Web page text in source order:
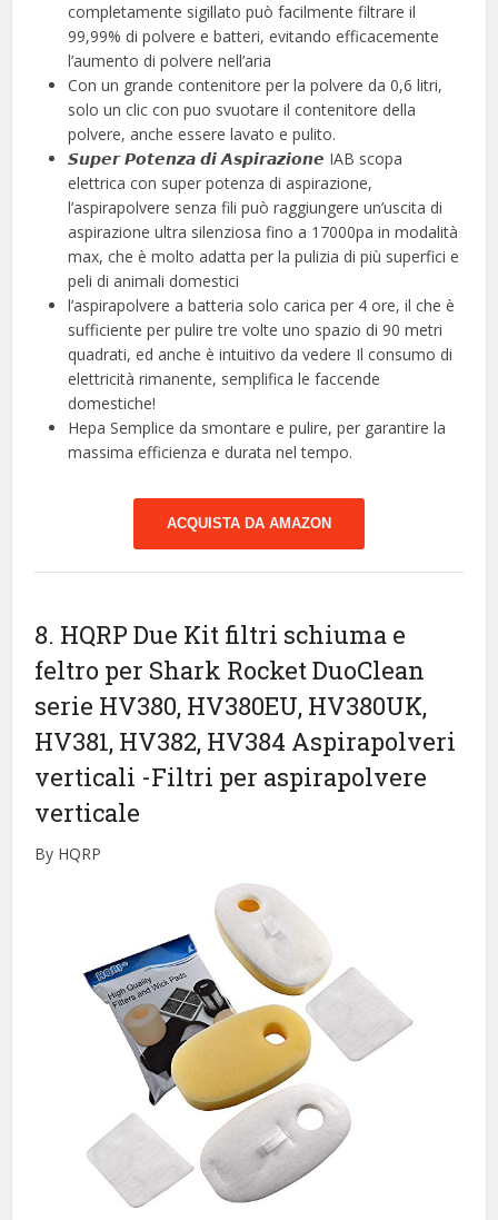
completamente sigillato può facilmente filtrare il
99,99% di polvere e batteri, evitando efficacemente
l’aumento di polvere nell’aria
Con un grande contenitore per la polvere da 0,6 litri,
solo un clic con puo svuotare il contenitore della
polvere, anche essere lavato e pulito.
𝙎𝙪𝙥𝙚𝙧 𝙋𝙤𝙩𝙚𝙣𝙯𝙖 𝙙𝙞 𝘼𝙨𝙥𝙞𝙧𝙖𝙯𝙞𝙤𝙣𝙚 IAB scopa
elettrica con super potenza di aspirazione,
l’aspirapolvere senza fili può raggiungere un’uscita di
aspirazione ultra silenziosa fino a 17000pa in modalità
max, che è molto adatta per la pulizia di più superfici e
peli di animali domestici
l’aspirapolvere a batteria solo carica per 4 ore, il che è
sufficiente per pulire tre volte uno spazio di 90 metri
quadrati, ed anche è intuitivo da vedere Il consumo di
elettricità rimanente, semplifica le faccende
domestiche!
Hepa Semplice da smontare e pulire, per garantire la
massima efficienza e durata nel tempo.
ACQUISTA DA AMAZON
8. HQRP Due Kit filtri schiuma e
feltro per Shark Rocket DuoClean
serie HV380, HV380EU, HV380UK,
HV381, HV382, HV384 Aspirapolveri
verticali -Filtri per aspirapolvere
verticale
By HQRP